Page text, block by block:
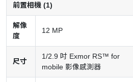
前置相機 (1)
解像
度
12 MP
尺寸
1/2.9 吋 Exmor RS™ for
mobile 影像感測器